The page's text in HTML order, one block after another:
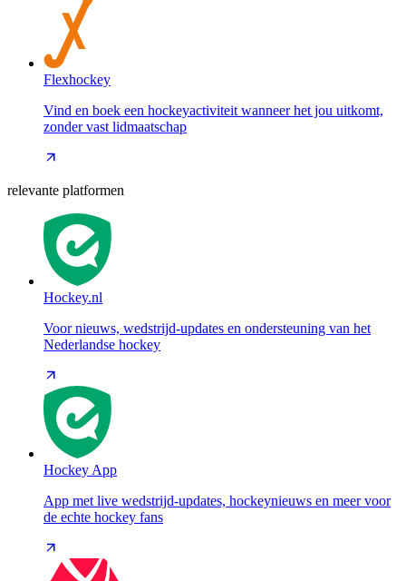
Flexhockey
Vind en boek een hockeyactiviteit wanneer het jou uitkomt,
zonder vast lidmaatschap
relevante platformen
Hockey.nl
Voor nieuws, wedstrijd-updates en ondersteuning van het
Nederlandse hockey
Hockey App
App met live wedstrijd-updates, hockeynieuws en meer voor
de echte hockey fans